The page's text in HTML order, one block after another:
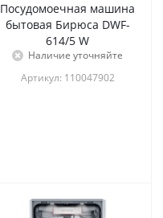
Посудомоечная машина
бытовая Бирюса DWF-
614/5 W
Наличие уточняйте
Артикул: 110047902